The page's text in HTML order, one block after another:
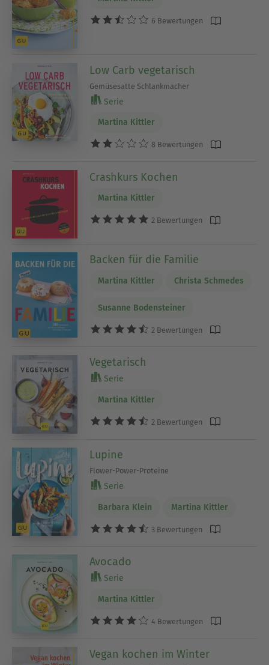
6 Bewertungen
Low Carb vegetarisch
Gemüsesatte Schlankmacher
Serie
Martina Kittler
8 Bewertungen
Crashkurs Kochen
Martina Kittler
2 Bewertungen
Backen für die Familie
Martina Kittler Christa Schmedes
Susanne Bodensteiner
2 Bewertungen
Vegetarisch
Serie
Martina Kittler
2 Bewertungen
Lupine
Flower-Power-Proteine
Serie
Barbara Klein Martina Kittler
3 Bewertungen
Avocado
Serie
Martina Kittler
4 Bewertungen
Vegan kochen im Winter